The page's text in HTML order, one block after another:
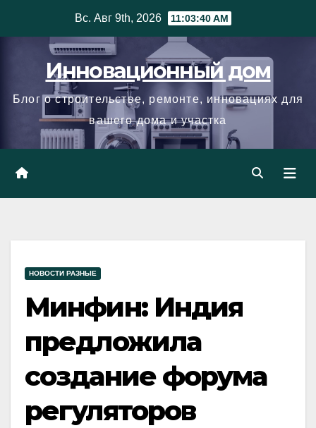
Вс. Авг 9th, 2026 11:03:41 AM
Инновационный дом
Блог о строительстве, ремонте, инновациях для
вашего дома и участка
НОВОСТИ РАЗНЫЕ
Минфин: Индия
предложила
создание форума
регуляторов